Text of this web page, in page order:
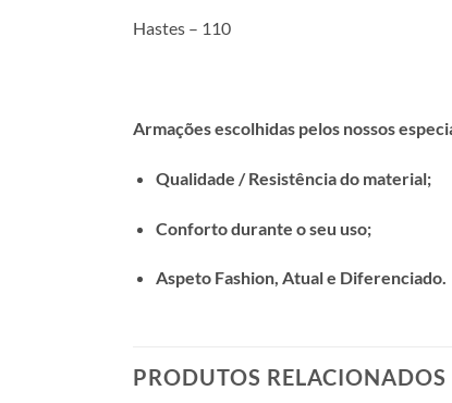
Hastes – 110
Armações escolhidas pelos nossos
Qualidade / Resistência do material;
Conforto durante o seu uso;
Aspeto Fashion, Atual e Diferenciado.
PRODUTOS RELACIONADOS